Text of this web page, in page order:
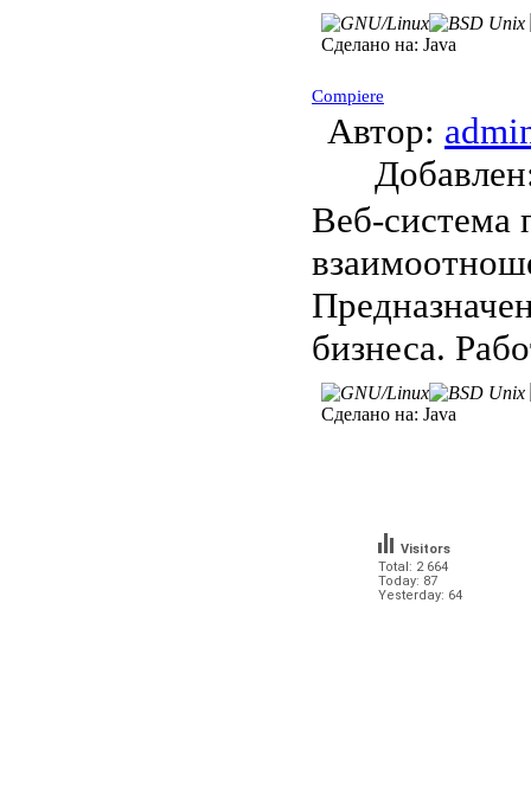
Сделано на: Java
Compiere
Автор:
Веб-система
бизнеса.
Сделано на: Java
Total: 2 664
Today: 87
Yesterday: 64
Visitors